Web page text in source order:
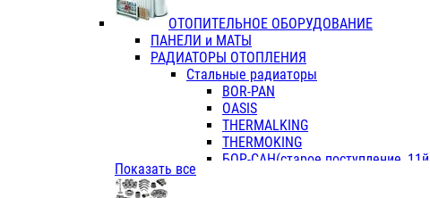
ОТОПИТЕЛЬНОЕ ОБОРУДОВАНИЕ
ПАНЕЛИ и МАТЫ
РАДИАТОРЫ ОТОПЛЕНИЯ
Стальные радиаторы
BOR-PAN
OASIS
THERMALKING
THERMOKING
БОР-САН(старое поступление,
Показать все